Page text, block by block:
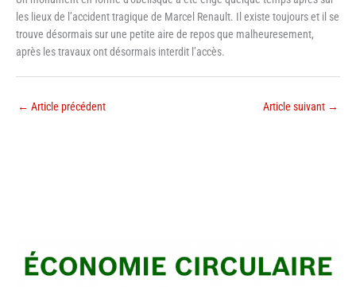
les lieux de l’accident tragique de Marcel Renault. Il existe toujours et il se
trouve désormais sur une petite aire de repos que malheuresement,
après les travaux ont désormais interdit l’accès.
← Article précédent Article suivant →